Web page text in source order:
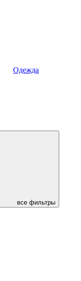
Одежда
все фильтры